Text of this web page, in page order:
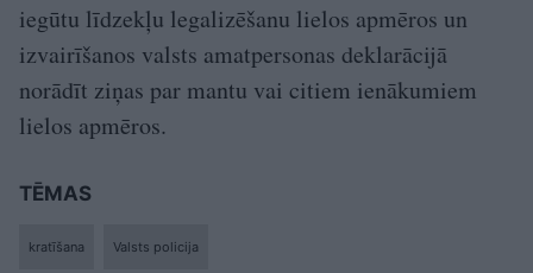
iegūtu līdzekļu legalizēšanu lielos apmēros un
izvairīšanos valsts amatpersonas deklarācijā
norādīt ziņas par mantu vai citiem ienākumiem
lielos apmēros.
TĒMAS
kratīšana Valsts policija